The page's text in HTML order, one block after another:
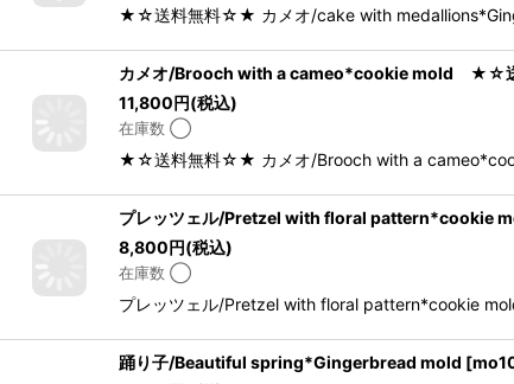
★☆送料無料☆★ カメオ/cake with
カメオ/Brooch with a cameo*cookie mold ★☆
11,800円(税込)
在庫数 ◯
★☆送料無料☆★ カメオ/Brooch with a
プレッツェル/Pretzel with floral pattern*cookie
8,800円(税込)
在庫数 ◯
プレッツェル/Pretzel with floral pattern*cookie
踊り子/Beautiful spring*Gingerbread mold [